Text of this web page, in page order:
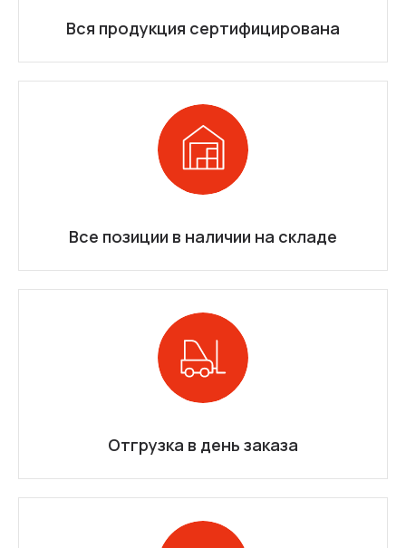
Вся продукция сертифицирована
Все позиции в наличии на складе
Отгрузка в день заказа